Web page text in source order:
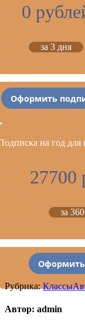
0
за 3 дня
Оформить
на год для
27700
за
Рубрика: Классы
Автор: admin